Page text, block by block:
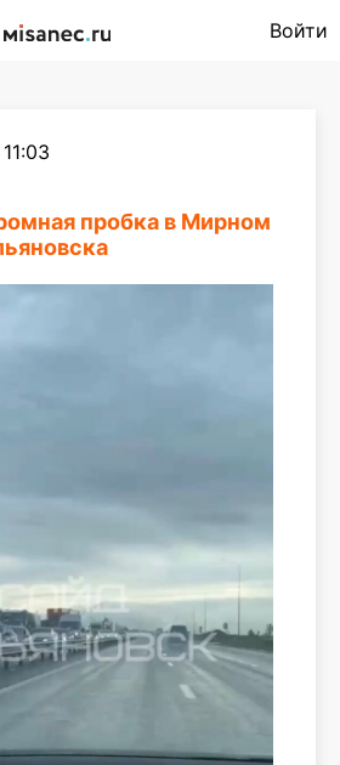
Войти
пробка в Мирном